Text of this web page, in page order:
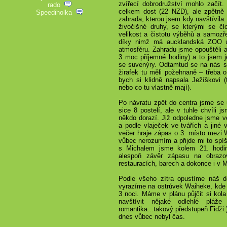
rado
Speediholka
zvířecí dobrodružství mohlo
celkem dost (22 NZD), ale
zahrada, kterou jsem kdy
živočišné druhy, se kterými se
velikost a čistotu výběhů a
díky nimž má aucklandská ZOO
atmosféru. Zahradu jsme opouštěli
3 moc příjemné hodiny) a to jsem
se suvenýry. Odtamtud se na nás
žirafek tu měli požehnaně – třeba
bych si klidně napsala Ježíškovi
nebo co tu vlastně mají).
Po návratu zpět do centra jsme
sice 8 postelí, ale v tuhle chvíli
někdo dorazí. Již odpoledne jsme
a podle vlaječek ve tvářích a jiné
večer hraje zápas o 3. místo mezi
vůbec nerozumím a přijde mi to
s Michalem jsme kolem 21.
alespoň závěr zápasu na
restauracích, barech a dokonce i v
Podle všeho zítra opustíme náš
vyrazíme na ostrůvek Waiheke,
3 noci. Máme v plánu půjčit si
navštívit nějaké odlehlé
romantika...takový předstupeň
dnes vůbec nebyl čas.